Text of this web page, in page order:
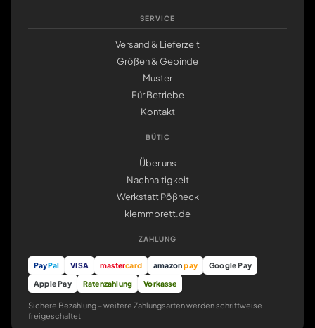
SERVICE
Versand & Lieferzeit
Größen & Gebinde
Muster
Für Betriebe
Kontakt
BÜTIC
Über uns
Nachhaltigkeit
Werkstatt Pößneck
klemmbrett.de
ZAHLUNG
PayPal VISA mastercard amazonpay
Google Pay
Apple Pay
Ratenzahlung Vorkasse
Sichere Bezahlung – weitere Zahlungsarten werden schrittweise
freigeschaltet.